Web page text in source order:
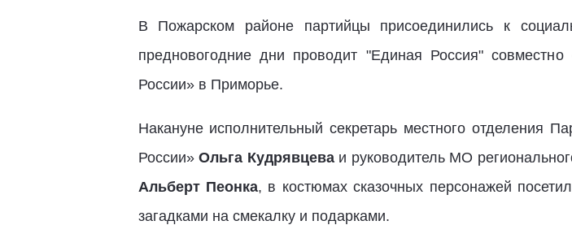
В Пожарском районе партийцы присоединились к
предновогодние дни проводит "Единая Россия"
России» в Приморье.
Накануне исполнительный секретарь местного отделения
России»Ольга Кудрявцеваи руководитель МО
Альберт Пеонка, в костюмах сказочных персонажей
загадками на смекалку и подарками.